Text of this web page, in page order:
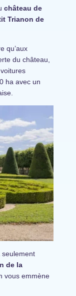
château de
Trianon de
qu’aux
du château,
ha avec un
seulement
de la
vous emmène